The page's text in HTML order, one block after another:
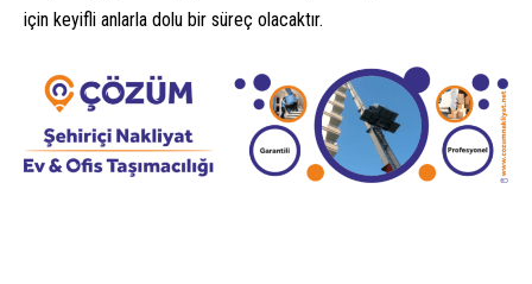
için keyifli anlarla dolu bir süreç olacaktır.